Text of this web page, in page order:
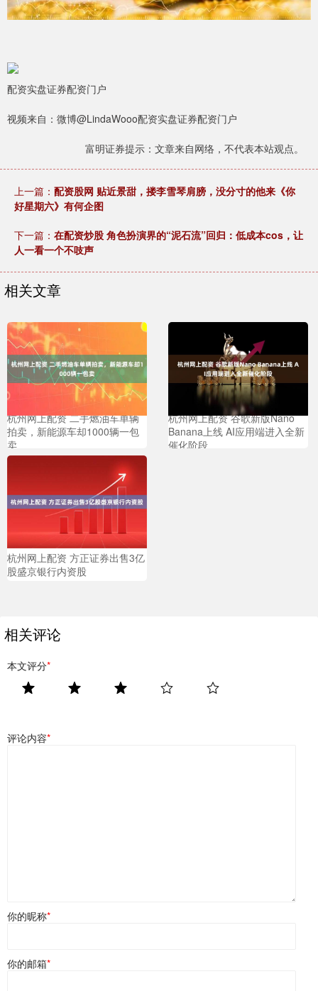
配资实盘证券配资门户
视频来自：微博@LindaWooo配资实盘证券配资门户
富明证券提示：文章来自网络，不代表本站观点。
上一篇： 配资股网 贴近景甜，搂李雪琴肩膀，没分寸的他来《你
好星期六》有何企图
下一篇： 在配资炒股 角色扮演界的“泥石流”回归：低成本cos，让
人一看一个不吱声
相关文章
杭州网上配资 二手燃油车单辆
拍卖，新能源车却1000辆一包
卖
杭州网上配资 谷歌新版Nano
Banana上线 AI应用端进入全新
催化阶段
杭州网上配资 方正证券出售3亿
股盛京银行内资股
相关评论
本文评分*
评论内容*
你的昵称*
你的邮箱*